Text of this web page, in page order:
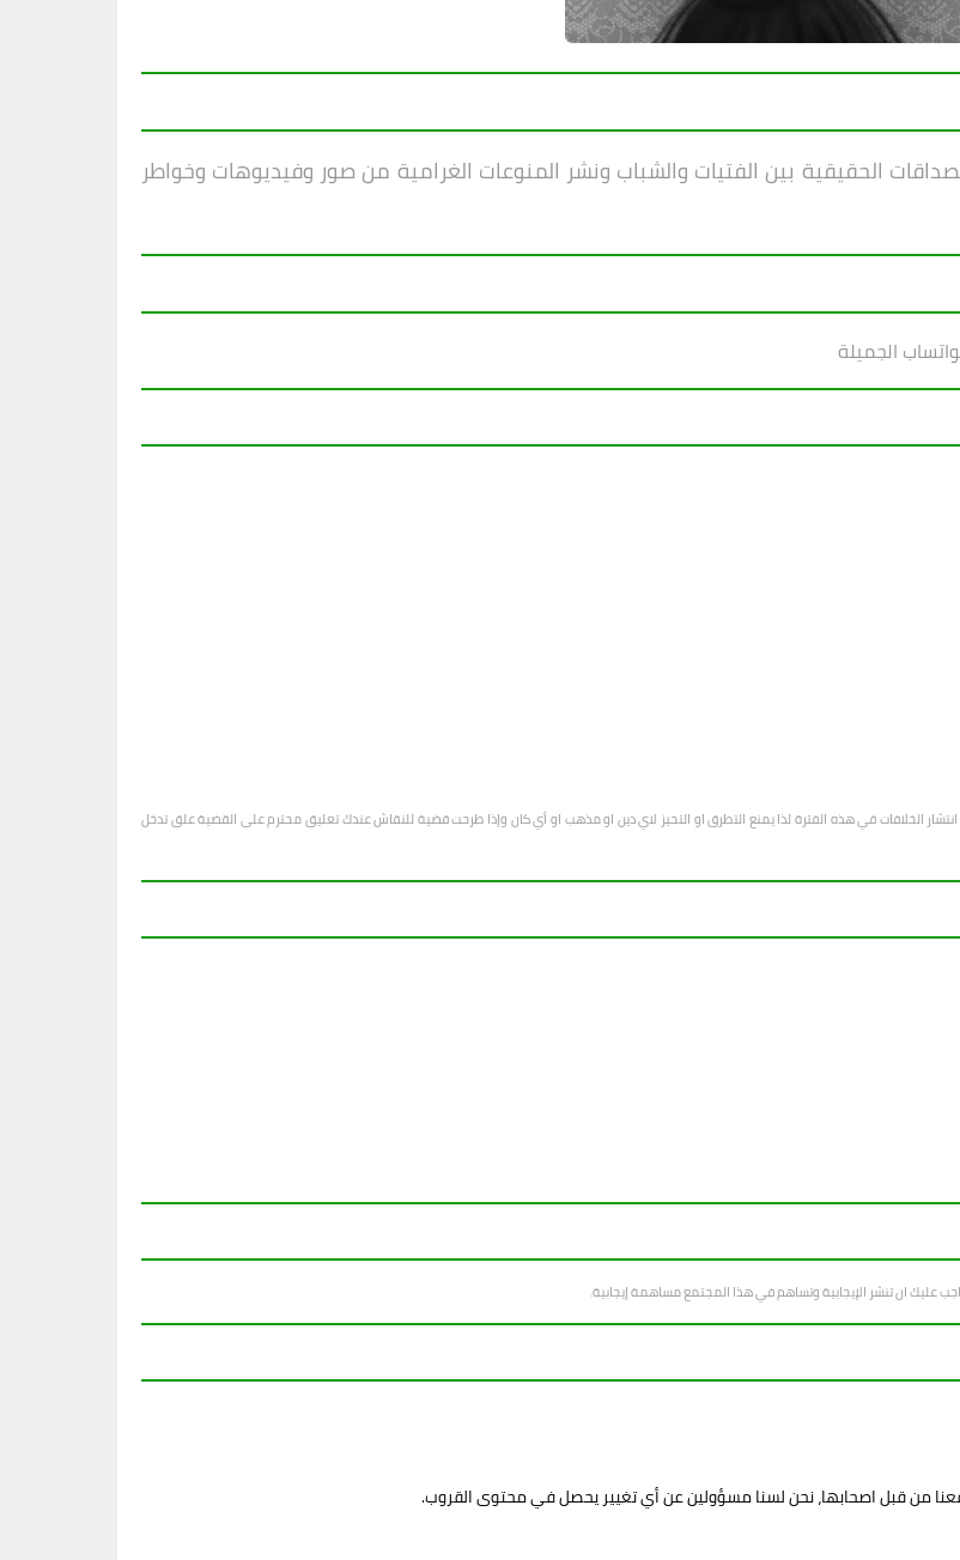
الحقيقية بين الفتيات والشباب ونشر المنوعات الغرامية من صور وفيديوهات وخواطر
الجميلة
انتشار الخلافات في هذه الفترة لذا يمنع التطرق او التحيز لاي دين او مذهب او أي كان وإذا طرحت قضية للنقاش عندك تعليق محترم على القضية علق تدخل
عليك ان تنشر الإيجابية وتساهم في هذا المجتمع مساهمة إيجابية.
من قبل اصحابها، نحن لسنا مسؤولين عن أي تغيير يحصل في محتوى القروب.